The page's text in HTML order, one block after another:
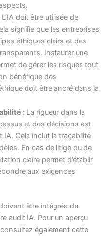
L’IA doit être utilisée de
signifie que les entreprises
éthiques clairs et des
Instaurer une
de gérer les risques tout
bénéfique des
doit être ancré dans la
:La rigueur dans la
et des décisions est
IA. Cela inclut la traçabilité
En cas de litige ou de
claire permet d’établir
aux exigences
être intégrés de
audit IA. Pour un aperçu
également cette